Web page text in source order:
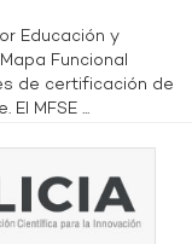
Educación y
Funcional
de certificación de
MFSE ...